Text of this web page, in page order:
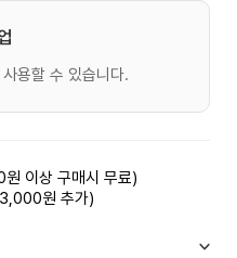
용할 수 있습니다.
이상 구매시 무료)
원 추가)